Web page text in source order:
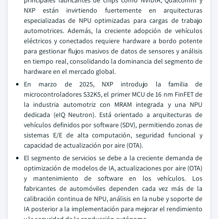
NXP están invirtiendo fuertemente en arquitecturas
especializadas de NPU optimizadas para cargas de trabajo
automotrices. Además, la creciente adopción de vehículos
eléctricos y conectados requiere hardware a bordo potente
para gestionar flujos masivos de datos de sensores y análisis
en tiempo real, consolidando la dominancia del segmento de
hardware en el mercado global.
En marzo de 2025, NXP introdujo la familia de
microcontroladores S32K5, el primer MCU de 16 nm FinFET de
la industria automotriz con MRAM integrada y una NPU
dedicada (eIQ Neutron). Está orientado a arquitecturas de
vehículos definidos por software (SDV), permitiendo zonas de
sistemas E/E de alta computación, seguridad funcional y
capacidad de actualización por aire (OTA).
El segmento de servicios se debe a la creciente demanda de
optimización de modelos de IA, actualizaciones por aire (OTA)
y mantenimiento de software en los vehículos. Los
fabricantes de automóviles dependen cada vez más de la
calibración continua de NPU, análisis en la nube y soporte de
IA posterior a la implementación para mejorar el rendimiento